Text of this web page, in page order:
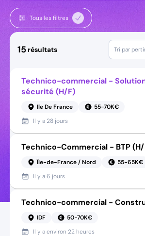
Tous les filtres
15 résultats Tri par
Technico-commercial -
sécurité (H/F)
Ile De France
55-70K€
Il y a 28 jours
Technico-Commercial - BTP
Île-de-France / Nord
55-65K€
Il y a6 jours
Technico-commercial -
IDF
50-70K€
Il y aenviron 22 heures